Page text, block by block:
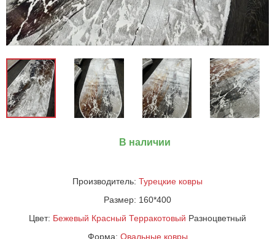
В наличии
Производитель: Турецкие ковры
Размер: 160*400
Цвет: Бежевый Красный Терракотовый Разноцветный
Форма: Овальные ковры